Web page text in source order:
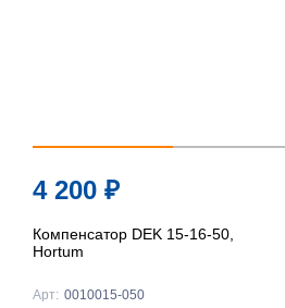
4 200 ₽
Компенсатор DEK 15-16-50,
Hortum
Арт: 0010015-050